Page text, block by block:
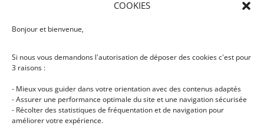
COOKIES
Bonjour et bienvenue,
Si nous vous demandons l'autorisation de déposer des cookies c'est pour
3 raisons :
- Mieux vous guider dans votre orientation avec des contenus adaptés
- Assurer une performance optimale du site et une navigation sécurisée
- Récolter des statistiques de fréquentation et de navigation pour
améliorer votre expérience.